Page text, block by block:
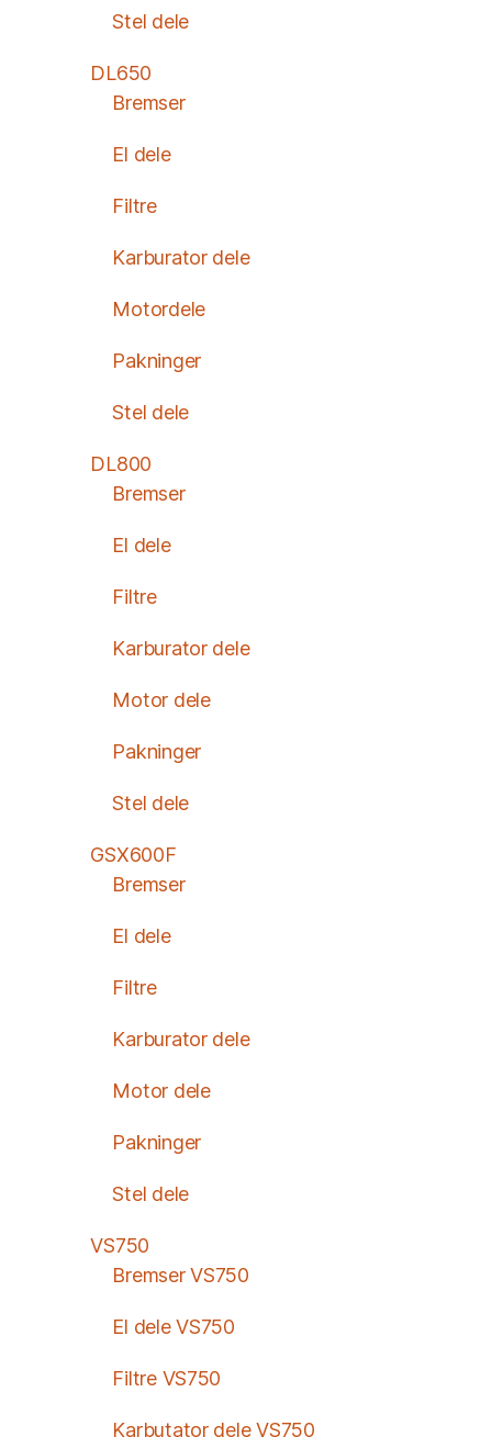
Stel dele
DL650
Bremser
El dele
Filtre
Karburator dele
Motordele
Pakninger
Stel dele
DL800
Bremser
El dele
Filtre
Karburator dele
Motor dele
Pakninger
Stel dele
GSX600F
Bremser
El dele
Filtre
Karburator dele
Motor dele
Pakninger
Stel dele
VS750
Bremser VS750
El dele VS750
Filtre VS750
Karbutator dele VS750